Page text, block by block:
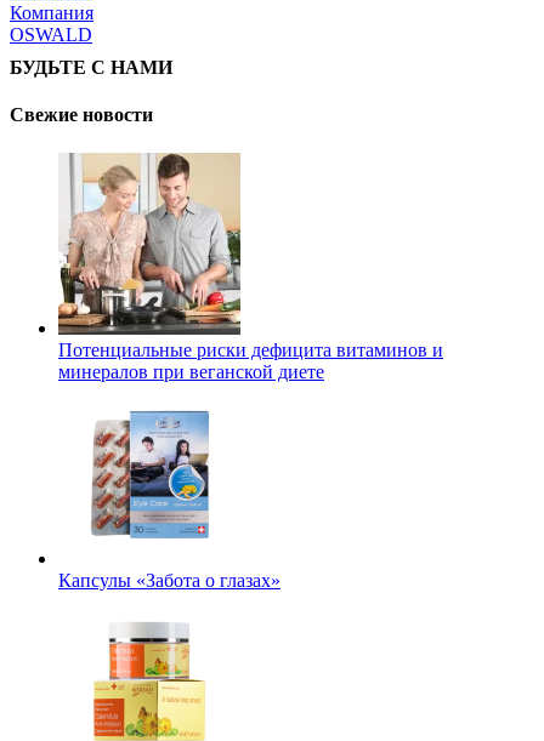
Компания
OSWALD
БУДЬТЕ С НАМИ
Свежие новости
Потенциальные риски дефицита витаминов и
минералов при веганской диете
Капсулы «Забота о глазах»